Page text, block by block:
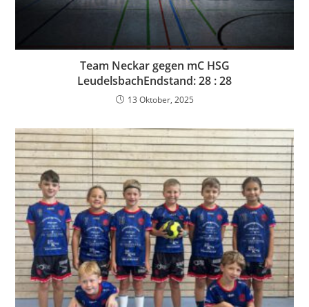
Team Neckar gegen mC HSG
LeudelsbachEndstand: 28 : 28
13 Oktober, 2025